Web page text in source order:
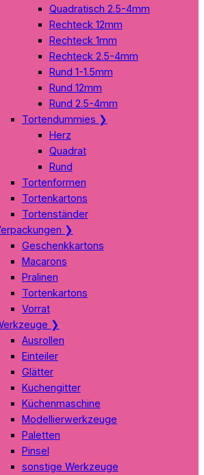
Quadratisch 2.5-4mm
Rechteck 12mm
Rechteck 1mm
Rechteck 2.5-4mm
Rund 1-1.5mm
Rund 12mm
Rund 2.5-4mm
Tortendummies ❯
Herz
Quadrat
Rund
Tortenformen
Tortenkartons
Tortenständer
❯
Geschenkkartons
Macarons
Pralinen
Tortenkartons
Vorrat
❯
Ausrollen
Einteiler
Glätter
Kuchengitter
Küchenmaschine
Modellierwerkzeuge
Paletten
Pinsel
sonstige Werkzeuge